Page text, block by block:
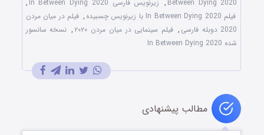
Between Dying 2020
, زیرنویس فارسی In Between Dying 2020
,
فیلم In Between Dying 2020 با زیرنویس چسبیده
, فیلم در میان مردن
2020 دوبله فارسی
, فیلم سینمایی در میان مردن ۲۰۲۰ , نسخه سانسور
شده In Between Dying 2020
مطالب پیشنهادی